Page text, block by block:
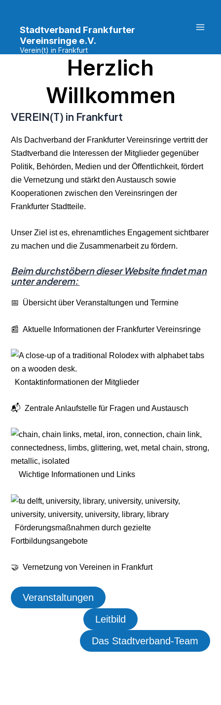
springenStadtverband Frankfurter
Vereinsringe e.V.
Verein(t) in Frankfurt
Herzlich
Willkommen
VEREIN(T) in Frankfurt
Als Dachverband der Frankfurter Vereinsringe vertritt der
Stadtverband die Interessen der Mitglieder gegenüber
Politik, Behörden, Medien und der Öffentlichkeit, fördert
die Vernetzung und stärkt den Austausch sowie
Kooperationen zwischen den Vereinsringen der
Frankfurter Stadtteile.
Unser Ziel ist es, ehrenamtliches Engagement sichtbarer
zu machen und die Zusammenarbeit zu fördern.
Beim durchstöbern dieser Website findet man
unter anderem:
📅 Übersicht über Veranstaltungen und Termine
📰 Aktuelle Informationen der Frankfurter Vereinsringe
Kontaktinformationen der Mitglieder
📬 Zentrale Anlaufstelle für Fragen und Austausch
Wichtige Informationen und Links
Förderungsmaßnahmen durch gezielte
Fortbildungsangebote
🤝 Vernetzung von Vereinen in Frankfurt
Veranstaltungen
Leitbild
Das Stadtverband-Team